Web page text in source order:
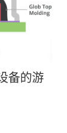
备的游